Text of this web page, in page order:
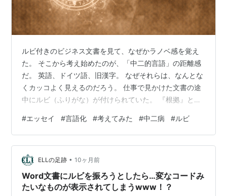
ルビ付きのビジネス文書を見て、なぜかラノベ感を覚え
た。 そこから考え始めたのが、「中二的言語」の距離感
だ。 英語、ドイツ語、旧漢字。 なぜそれらは、なんとな
くカッコよく見えるのだろう。 仕事で見かけた文書の途
中にルビ（ふりがな）が付けられていた。 『根拠』とい
ス文書のはずなのに、なぜかラノベっぽい。 見た瞬間、
心の中で「中二病…」と呟いてしまった。 中二病といえ
ば、普段使いの日本語ではなく、外国語単体か、ルビを
通じて日本語とセットで使うのが定番だ。 そう考える
と、ルビという日本語独自の機能そのものが、中二的演
出装置なのかもしれない。 その外国…
#エッセイ #言語化 #考えてみた #中二病 #ルビ
ELLの足跡 • 10ヶ月前
Word文書にルビを振ろうとしたら…変なコードみ
たいなものが表示されてしまうwww！？